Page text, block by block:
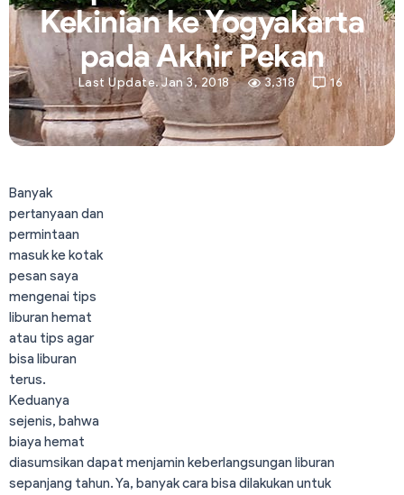
Kekinian ke Yogyakarta
pada Akhir Pekan
Last Update. Jan 3, 2018 3,318 16
Banyak
pertanyaan dan
permintaan
masuk ke kotak
pesan saya
mengenai tips
liburan hemat
atau tips agar
bisa liburan
terus.
Keduanya
sejenis, bahwa
biaya hemat
diasumsikan dapat menjamin keberlangsungan liburan
sepanjang tahun. Ya, banyak cara bisa dilakukan untuk